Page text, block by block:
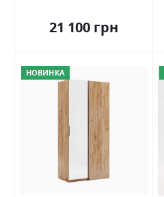
21 100 грн
НОВИНКА